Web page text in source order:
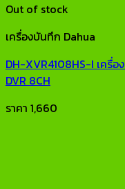
Out of stock
เครื่องบันทึก Dahua
DH-XVR4108HS-I เครื่
DVR 8CH
ราคา 1,660